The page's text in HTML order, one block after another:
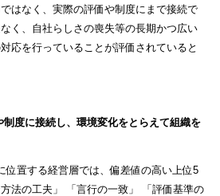
はなく、実際の評価や制度にまで接続で
く、自社らしさの喪失等の長期かつ広い
応を行っていることが評価されていると
度に接続し、環境変化をとらえて組織を
位置する経営層では、偏差値の高い上位5
法の工夫」 「言行の一致」 「評価基準の